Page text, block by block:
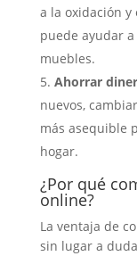
a la oxidación
puede ayudar
muebles.
Ahorrar
nuevos,
más asequible
hogar.
¿Por qué
online?
La ventaja de
sin lugar a